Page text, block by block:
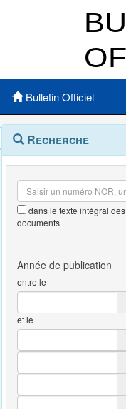
Bulletin Officiel
Navigation
et
outils
annexes
Menu
contextuel
Recherche
dans le texte intégral des
documents
entre le
et le